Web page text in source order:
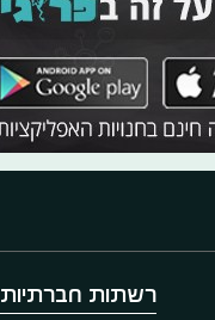
רשתות חברתיות